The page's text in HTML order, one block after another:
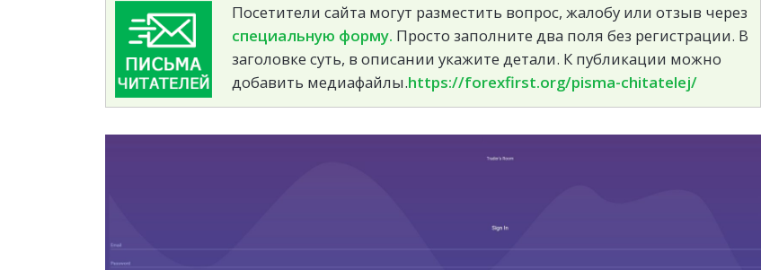
Посетители сайта могут разместить вопрос, жалобу или отзыв через
специальную форму. Просто заполните два поля без регистрации. В
заголовке суть, в описании укажите детали. К публикации можно
добавить медиафайлы.https://forexfirst.org/pisma-chitatelej/